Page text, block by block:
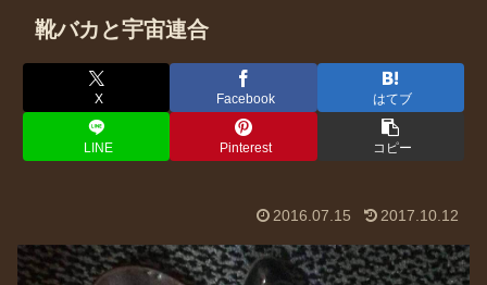
靴バカと宇宙連合
X Facebook はてブ
LINE Pinterest コピー
2016.07.15 2017.10.12